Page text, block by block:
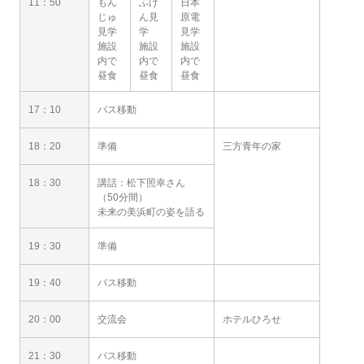
11：50
もん
じゅ
見学
施設
内で
昼食
ふげ
ん見
学
施設
内で
昼食
日本
原電
見学
施設
内で
昼食
17：10 バス移動
18：20 準備 三方青年の家
18：30
講話：松下照幸さん
（50分間）
未来の美浜町の姿を語る
19：30 準備
19：40 バス移動
20：00 交流会 ホテルひろせ
21：30 バス移動